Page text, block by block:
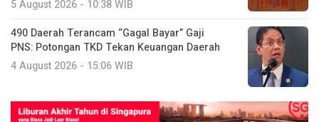
5 August 2026 - 10:38 WIB
490 Daerah Terancam “Gagal Bayar” Gaji
PNS: Potongan TKD Tekan Keuangan Daerah
4 August 2026 - 15:06 WIB